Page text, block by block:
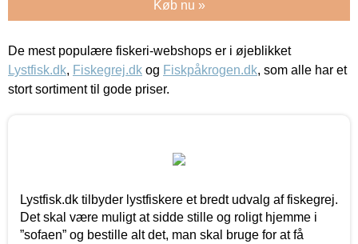
Køb nu »
De mest populære fiskeri-webshops er i øjeblikket
Lystfisk.dk, Fiskegrej.dk og Fiskpåkrogen.dk, som alle har et
stort sortiment til gode priser.
Lystfisk.dk tilbyder lystfiskere et bredt udvalg af fiskegrej.
Det skal være muligt at sidde stille og roligt hjemme i
”sofaen” og bestille alt det, man skal bruge for at få